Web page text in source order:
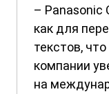
– Panasonic
как для
текстов,
компании
на